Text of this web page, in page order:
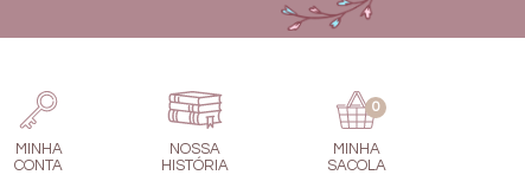
MINHA
CONTA
NOSSA
HISTÓRIA
MINHA
SACOLA
0